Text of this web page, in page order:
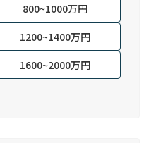
800~1000万円
1200~1400万円
1600~2000万円